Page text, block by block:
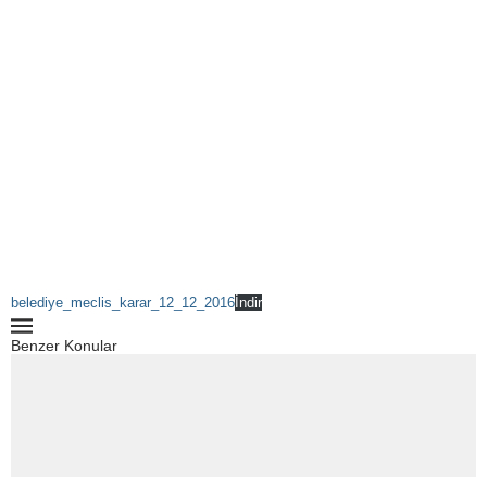
belediye_meclis_karar_12_12_2016 İndir
Benzer Konular